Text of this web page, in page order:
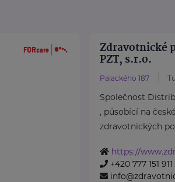
Zdravotnické
PZT, s.r.o.
Palackého 187
Společnost
, působící na
zdravotnických
https://
+420 777 151 911